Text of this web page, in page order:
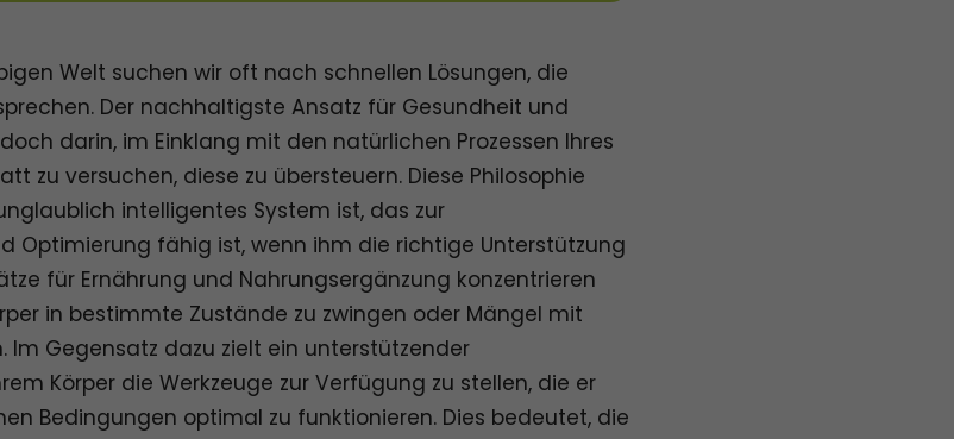
Welt suchen wir oft nach schnellen Lösungen, die
Der nachhaltigste Ansatz für Gesundheit und
darin, im Einklang mit den natürlichen Prozessen Ihres
zu versuchen, diese zu übersteuern. Diese Philosophie
intelligentes System ist, das zur
Optimierung fähig ist, wenn ihm die richtige Unterstützung
für Ernährung und Nahrungsergänzung konzentrieren
in bestimmte Zustände zu zwingen oder Mängel mit
Im Gegensatz dazu zielt ein unterstützender
Körper die Werkzeuge zur Verfügung zu stellen, die er
Bedingungen optimal zu funktionieren. Dies bedeutet, die